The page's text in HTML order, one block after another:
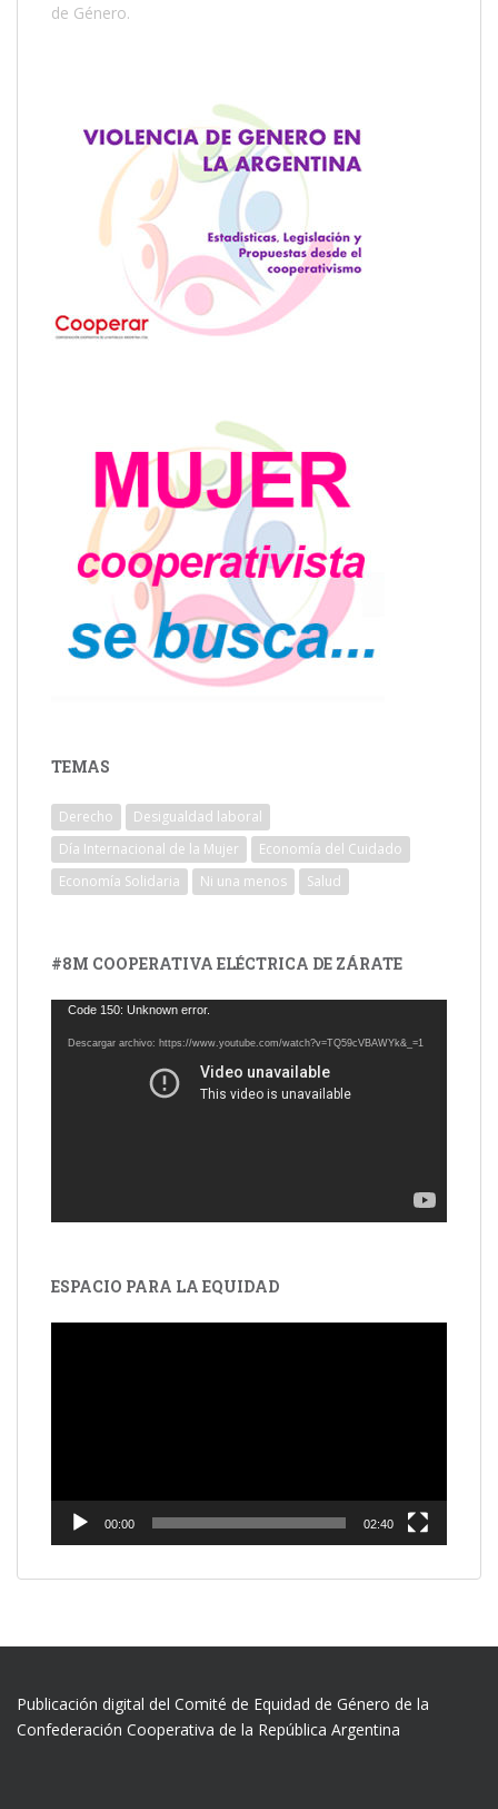
de Género.
TEMAS
Derecho
Desigualdad laboral
Día Internacional de la Mujer
Economía del Cuidado
Economía Solidaria
Ni una menos Salud
#8M COOPERATIVA ELÉCTRICA DE ZÁRATE
Reproductor
Code 150: Unknown error.
Descargar archivo: https://www.youtube.com/watch?v=TQ59cVBAWYk&_=1
ESPACIO PARA LA EQUIDAD
00:00 02:40
Publicación digital del Comité de Equidad de Género de la
Confederación Cooperativa de la República Argentina